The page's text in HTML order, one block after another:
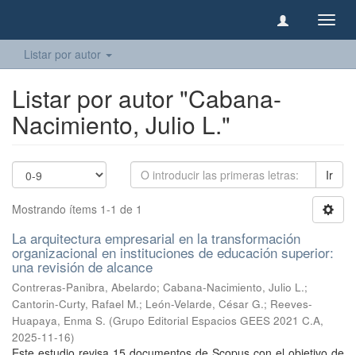
Listar por autor
Listar por autor "Cabana-
Nacimiento, Julio L."
Ir
Mostrando ítems 1-1 de 1
La arquitectura empresarial en la transformación
organizacional en instituciones de educación superior:
una revisión de alcance
Contreras-Panibra, Abelardo; Cabana-Nacimiento, Julio L.;
Cantorin-Curty, Rafael M.; León-Velarde, César G.; Reeves-
Huapaya, Enma S. (Grupo Editorial Espacios GEES 2021 C.A,
2025-11-16)